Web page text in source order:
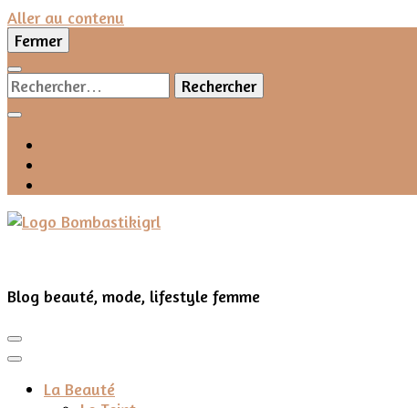
Aller au contenu
Fermer
Rechercher :
Blog beauté, mode, lifestyle femme
La Beauté